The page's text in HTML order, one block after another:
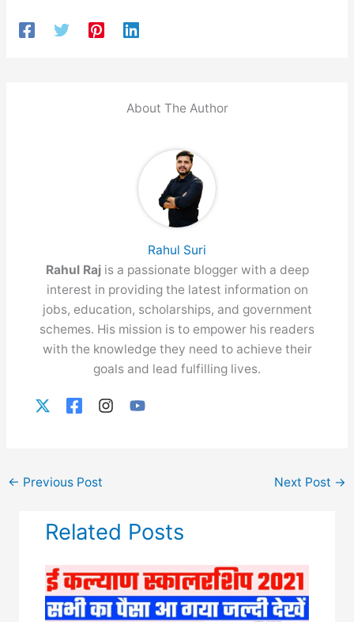
About The Author
Rahul Suri
Rahul Raj is a passionate blogger with a deep
interest in providing the latest information on
jobs, education, scholarships, and government
schemes. His mission is to empower his readers
with the knowledge they need to achieve their
goals and lead fulfilling lives.
← Previous Post Next Post →
Related Posts